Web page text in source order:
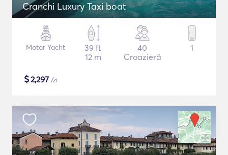
Cranchi Luxury Taxi boat
Motor Yacht
39 ft
12 m
40
Croazieră
1
$2,297 /zi